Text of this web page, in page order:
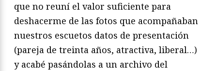
que no reuní el valor suficiente para
deshacerme de las fotos que acompañaban
nuestros escuetos datos de presentación
(pareja de treinta años, atractiva, liberal…)
y acabé pasándolas a un archivo del